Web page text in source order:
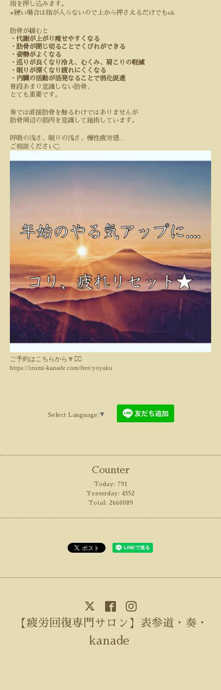
指を押し込みます。
※硬い場合は指が入らないので上から押さえるだけでもok
肋骨が緩むと
・代謝が上がり痩せやすくなる
・肋骨が閉じ切ることでくびれができる
・姿勢がよくなる
・巡りが良くなり冷え、むくみ、肩こりの軽減
・眠りが深くなり疲れにくくなる
・内臓の活動が活発なることで消化促進
普段あまり意識しない肋骨、
とても重要です。
奏では直接肋骨を触るわけではありませんが
肋骨周辺の筋肉を意識して施術しています。
呼吸の浅さ、眠りの浅さ、慢性疲労感…
ご相談ください◟̆◞̆
ご予約はこちらから🔽💁‍♀️
https://izumi-kanade.com/free/yoyaku
Select Language ▼
Counter
Today: 791
Yesterday: 4552
Total: 2660089
【疲労回復専門サロン】表参道・奏・
kanade